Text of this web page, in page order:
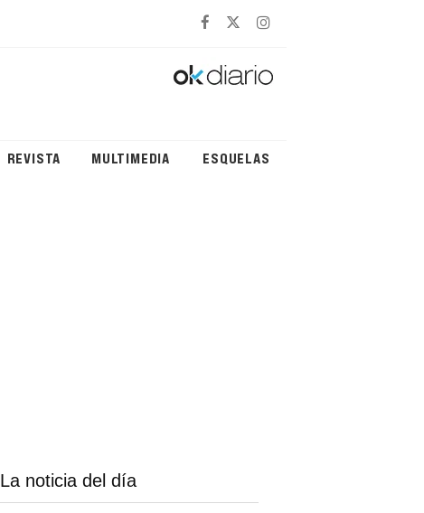
REVISTA MULTIMEDIA ESQUELAS
La noticia del día